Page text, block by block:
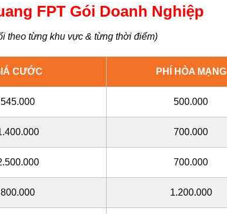
FPT Gói Doanh Nghiệp
theo từng khu vực & từng thời điểm)
CƯỚC PHÍ HÒA MẠNG
545.000 500.000
700.000
700.000
800.000 1.200.000